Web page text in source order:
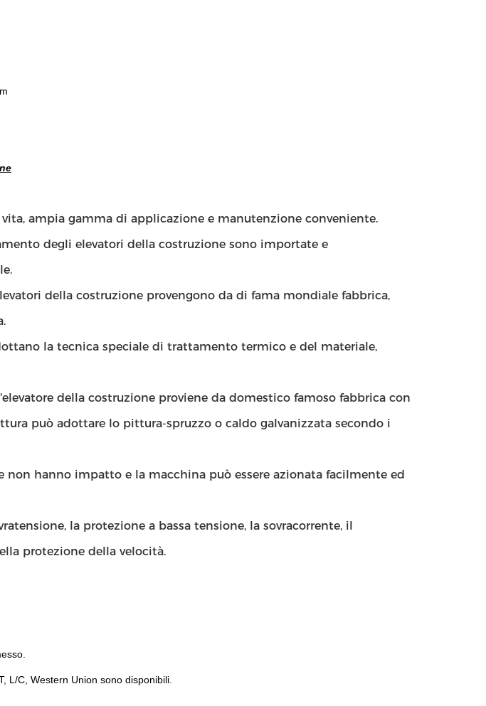
ampia gamma di applicazione e manutenzione conveniente.
degli elevatori della costruzione sono importate e
della costruzione provengono da di fama mondiale fabbrica,
la tecnica speciale di trattamento termico e del materiale,
della costruzione proviene da domestico famoso fabbrica con
può adottare lo pittura-spruzzo o caldo galvanizzata secondo i
non hanno impatto e la macchina può essere azionata facilmente ed
la protezione a bassa tensione, la sovracorrente, il
protezione della velocità.
L/C, Western Union sono disponibili.